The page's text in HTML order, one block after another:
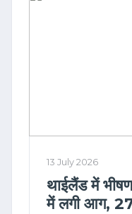
13 July 2026
थाईलैंड में
में लगी आग, 27